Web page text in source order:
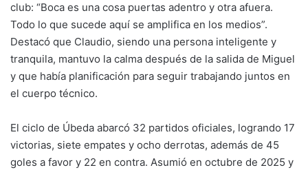
club: “Boca es una cosa puertas adentro y otra afuera.
Todo lo que sucede aquí se amplifica en los medios”.
Destacó que Claudio, siendo una persona inteligente y
tranquila, mantuvo la calma después de la salida de Miguel
y que había planificación para seguir trabajando juntos en
el cuerpo técnico.
El ciclo de Úbeda abarcó 32 partidos oficiales, logrando 17
victorias, siete empates y ocho derrotas, además de 45
goles a favor y 22 en contra. Asumió en octubre de 2025 y